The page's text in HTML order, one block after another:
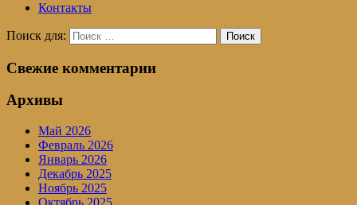
Контакты
Поиск для: Поиск
Свежие комментарии
Архивы
Май 2026
Февраль 2026
Январь 2026
Декабрь 2025
Ноябрь 2025
Октябрь 2025